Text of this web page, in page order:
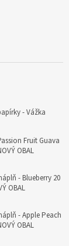
- Vážka
Fruit Guava
OBAL
- Blueberry 20
OBAL
- Apple Peach
OBAL